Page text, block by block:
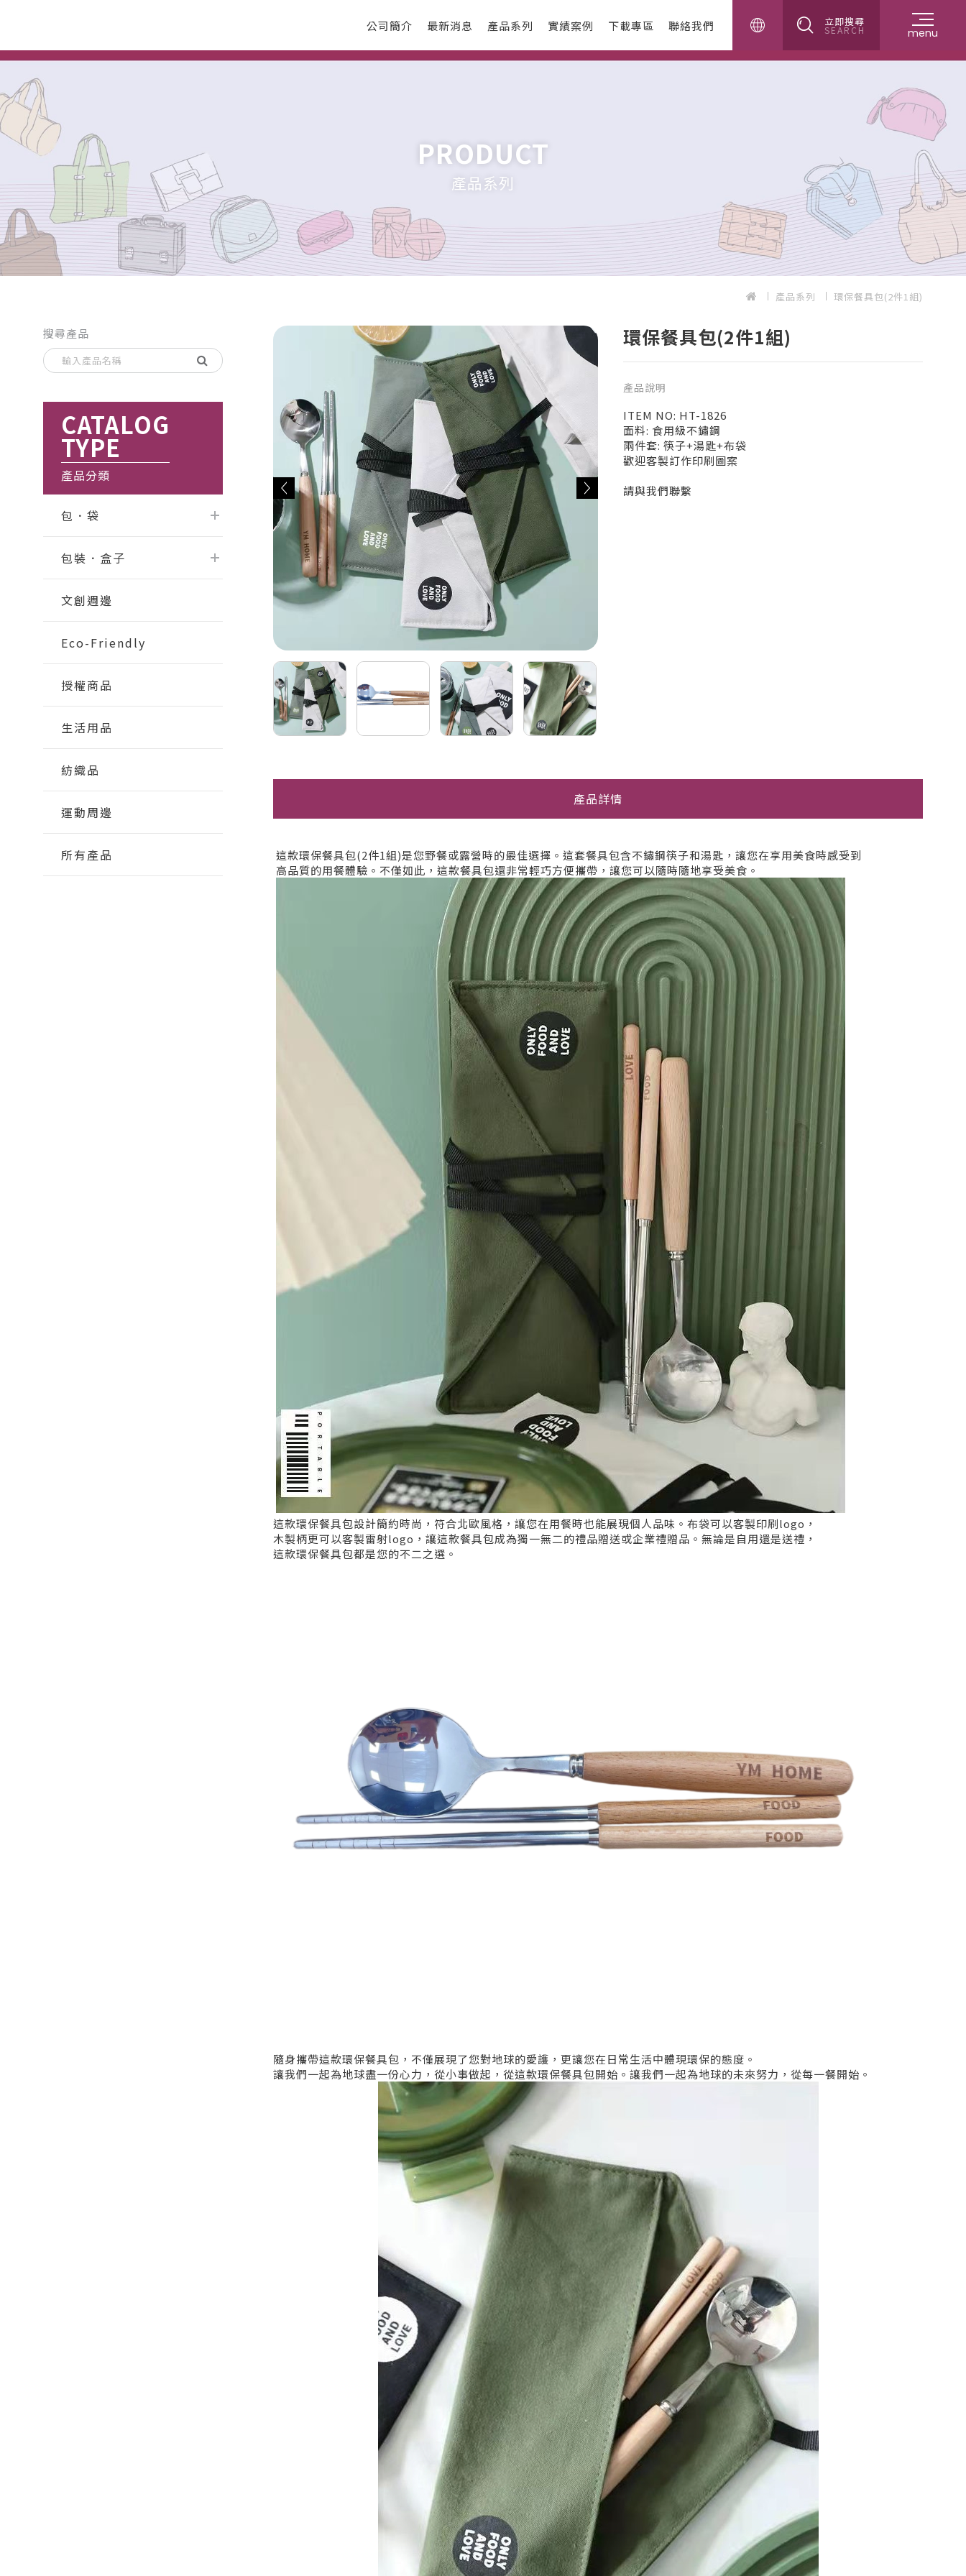
公司簡介 最新消息 產品系列 實績案例 下載專區 聯絡我們 立即搜尋
SEARCH menu
PRODUCT
產品系列
產品系列 環保餐具包(2件1組)
搜尋產品
CATALOG
TYPE
產品分類
包．袋
包裝．盒子
文創週邊
Eco-Friendly
授權商品
生活用品
紡織品
運動周邊
所有產品
環保餐具包(2件1組)
產品說明
ITEM NO: HT-1826
面料: 食用級不鏽鋼
兩件套: 筷子+湯匙+布袋
歡迎客製訂作印刷圖案
請與我們聯繫
產品詳情
這款環保餐具包(2件1組)是您野餐或露營時的最佳選擇。這套餐具包含不鏽鋼筷子和湯匙，讓您在享用美食時感受到
高品質的用餐體驗。不僅如此，這款餐具包還非常輕巧方便攜帶，讓您可以隨時隨地享受美食。
這款環保餐具包設計簡約時尚，符合北歐風格，讓您在用餐時也能展現個人品味。布袋可以客製印刷logo，
木製柄更可以客製雷射logo，讓這款餐具包成為獨一無二的禮品贈送或企業禮贈品。無論是自用還是送禮，
這款環保餐具包都是您的不二之選。
隨身攜帶這款環保餐具包，不僅展現了您對地球的愛護，更讓您在日常生活中體現環保的態度。
讓我們一起為地球盡一份心力，從小事做起，從這款環保餐具包開始。讓我們一起為地球的未來努力，從每一餐開始。